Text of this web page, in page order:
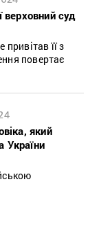
верховний суд
її з
повертає
який
України